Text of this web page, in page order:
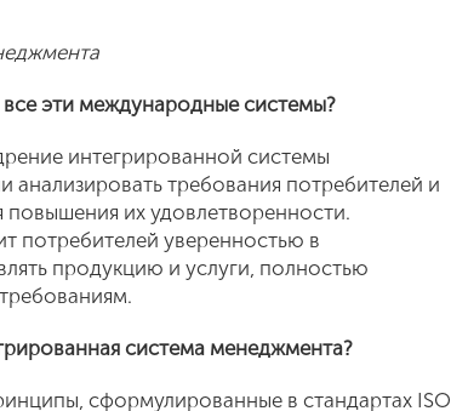
эти международные системы?
интегрированной системы
требования потребителей и
повышения их удовлетворенности.
потребителей уверенностью в
продукцию и услуги, полностью
система менеджмента?
сформулированные в стандартах ISO